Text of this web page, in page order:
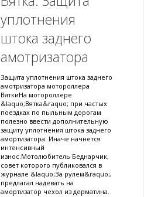
уплотнения
штока заднего
амотризатора
Защита уплотнения штока заднего
амотризатора мотороллера
ВяткиНа мотороллере
&laquo;Вятка&raquo; при частых
поездках по пыльным дорогам
полезно ввести дополнительную
защиту уплотнения штока заднего
амортизатора. Иначе начнется
интенсивный
износ.Мотолюбитель Беднарчик,
совет которого публиковался в
журнале &laquo;За рулем&raquo;,
предлагал надевать на
амортизатор чехол из дерматина.